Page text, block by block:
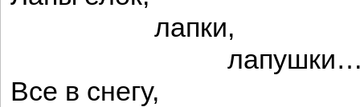
лапки,
Все в снегу,